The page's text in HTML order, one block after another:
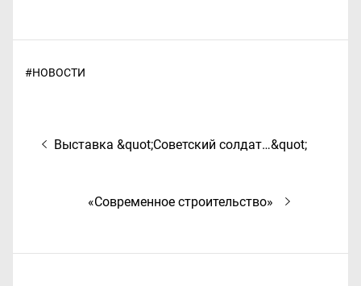
#НОВОСТИ
Навигация
Предыдущая
Выставка &quot;Советский солдат…&quot;
Следующая
«Современное строительство»